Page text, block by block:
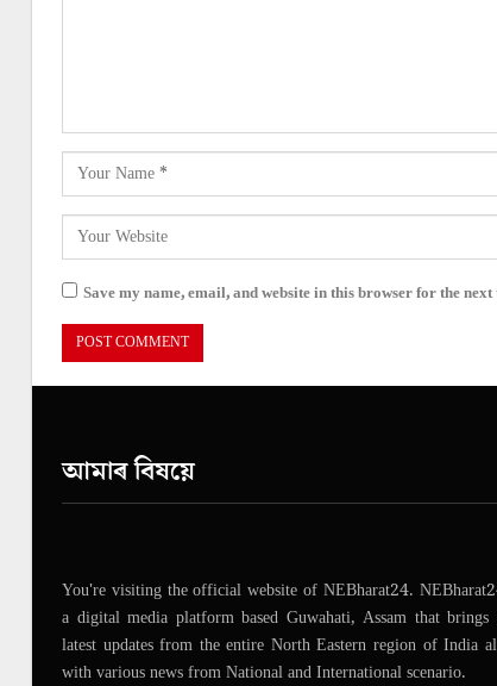
Save my name, email, and website in this browser for the
আমাৰ বিষয়ে
You're visiting the official website of NEBharat24.
a digital media platform based Guwahati, Assam that brings
latest updates from the entire North Eastern region of India
with various news from National and International scenario.